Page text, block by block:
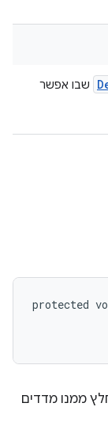
שבו אפשר
protected
ממנו מדדים